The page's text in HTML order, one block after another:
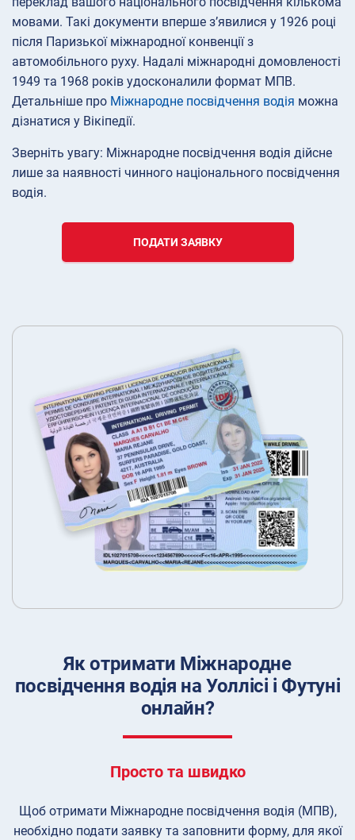
мовами. Такі документи вперше з’явилися у 1926 році
після Паризької міжнародної конвенції з
автомобільного руху. Надалі міжнародні домовленості
1949 та 1968 років удосконалили формат МПВ.
Детальніше про Міжнародне посвідчення водія можна
дізнатися у Вікіпедії.
Зверніть увагу: Міжнародне посвідчення водія дійсне
лише за наявності чинного національного посвідчення
водія.
ПОДАТИ ЗАЯВКУ
Як отримати Міжнародне
посвідчення водія на Уоллісі і Футуні
онлайн?
Просто та швидко
Щоб отримати Міжнародне посвідчення водія (МПВ),
необхідно подати заявку та заповнити форму, для якої